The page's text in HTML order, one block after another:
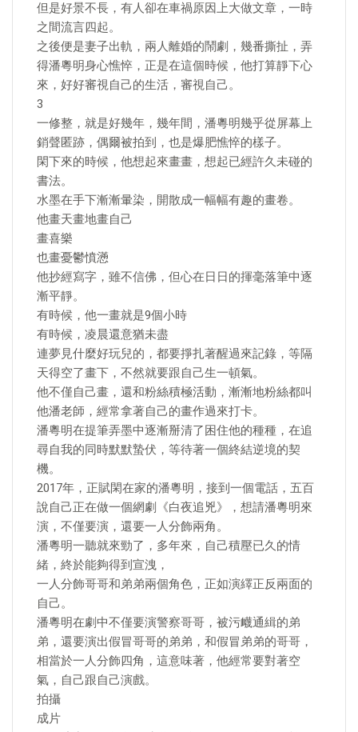
但是好景不長，有人卻在車禍原因上大做文章，一時
之間流言四起。
之後便是妻子出軌，兩人離婚的鬧劇，幾番撕扯，弄
得潘粵明身心憔悴，正是在這個時候，他打算靜下心
來，好好審視自己的生活，審視自己。
3
一修整，就是好幾年，幾年間，潘粵明幾乎從屏幕上
銷聲匿跡，偶爾被拍到，也是爆肥憔悴的樣子。
閑下來的時候，他想起來畫畫，想起已經許久未碰的
書法。
水墨在手下漸漸暈染，開散成一幅幅有趣的畫卷。
他畫天畫地畫自己
畫喜樂
也畫憂鬱憤懣
他抄經寫字，雖不信佛，但心在日日的揮毫落筆中逐
漸平靜。
有時候，他一畫就是9個小時
有時候，凌晨還意猶未盡
連夢見什麼好玩兒的，都要掙扎著醒過來記錄，等隔
天得空了畫下，不然就要跟自己生一頓氣。
他不僅自己畫，還和粉絲積極活動，漸漸地粉絲都叫
他潘老師，經常拿著自己的畫作過來打卡。
潘粵明在提筆弄墨中逐漸掰清了困住他的種種，在追
尋自我的同時默默蟄伏，等待著一個終結逆境的契
機。
2017年，正賦閑在家的潘粵明，接到一個電話，五百
說自己正在做一個網劇《白夜追兇》，想請潘粵明來
演，不僅要演，還要一人分飾兩角。
潘粵明一聽就來勁了，多年來，自己積壓已久的情
緒，終於能夠得到宣洩，
一人分飾哥哥和弟弟兩個角色，正如演繹正反兩面的
自己。
潘粵明在劇中不僅要演警察哥哥，被污衊通緝的弟
弟，還要演出假冒哥哥的弟弟，和假冒弟弟的哥哥，
相當於一人分飾四角，這意味著，他經常要對著空
氣，自己跟自己演戲。
拍攝
成片